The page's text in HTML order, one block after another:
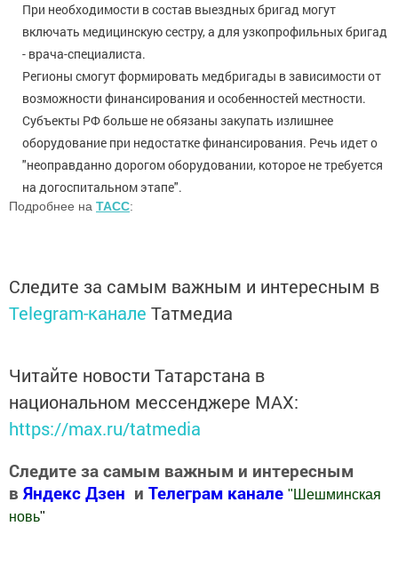
При необходимости в состав выездных бригад могут
включать медицинскую сестру, а для узкопрофильных бригад
- врача-специалиста.
Регионы смогут формировать медбригады в зависимости от
возможности финансирования и особенностей местности.
Субъекты РФ больше не обязаны закупать излишнее
оборудование при недостатке финансирования. Речь идет о
"неоправданно дорогом оборудовании, которое не требуется
на догоспитальном этапе".
Подробнее на ТАСС:
Следите за самым важным и интересным в
Telegram-канале Татмедиа
Читайте новости Татарстана в
национальном мессенджере MАХ:
https://max.ru/tatmedia
Следите за самым важным и интересным
в Яндекс Дзен и Телеграм канале " Шешминская
новь"